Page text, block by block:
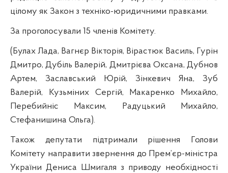
цілому як Закон з техніко-юридичними правками.
За проголосували 15 членів Комітету.
(Булах Лада, Вагнєр Вікторія, Вірастюк Василь, Гурін
Дмитро, Дубіль Валерій, Дмитрієва Оксана, Дубнов
Артем, Заславський Юрій, Зінкевич Яна, Зуб
Валерій, Кузьміних Сергій, Макаренко Михайло,
Перебийніс Максим, Радуцький Михайло,
Стефанишина Ольга).
Також депутати підтримали рішення Голови
Комітету направити звернення до Прем’єр-міністра
України Дениса Шмигаля з приводу необхідності